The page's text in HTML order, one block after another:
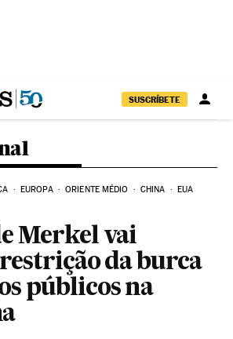
SUSCRÍBETE
EUROPA ORIENTE MÉDIO CHINA EUA
Merkel vai
da burca
públicos na